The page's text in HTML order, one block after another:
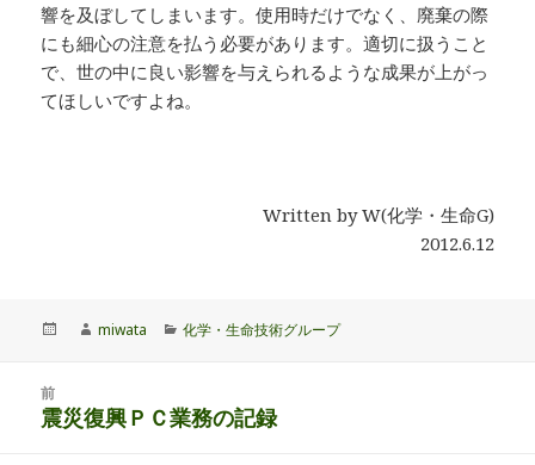
響を及ぼしてしまいます。使用時だけでなく、廃棄の際
にも細心の注意を払う必要があります。適切に扱うこと
で、世の中に良い影響を与えられるような成果が上がっ
てほしいですよね。
Written by W(化学・生命G)
2012.6.12
作
miwata
カ
ー
化学・生命技術グループ
前
前
震災復興ＰＣ業務の記録